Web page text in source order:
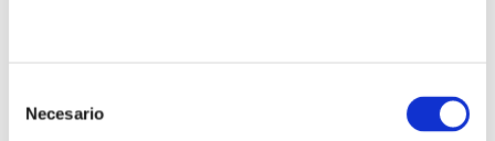
Necesario
resultado negativo en la segunda prueba del
coronavirus. Gracias a ella ese médico entró sin